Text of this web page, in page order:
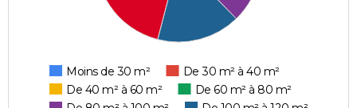
Moins de 30 m²
De 30 m² à 40 m²
De 40 m² à 60 m²
De 60 m² à 80 m²